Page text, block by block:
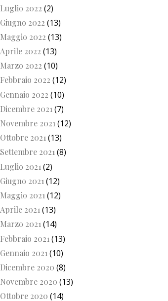
Luglio 2022 (2)
Giugno 2022 (13)
Maggio 2022 (13)
Aprile 2022 (13)
Marzo 2022 (10)
Febbraio 2022 (12)
Gennaio 2022 (10)
Dicembre 2021 (7)
Novembre 2021 (12)
Ottobre 2021(13)
Settembre 2021(8)
Luglio 2021 (2)
Giugno 2021 (12)
Maggio 2021 (12)
Aprile 2021 (13)
Marzo 2021(14)
Febbraio 2021 (13)
Gennaio 2021 (10)
Dicembre 2020 (8)
Novembre 2020 (13)
Ottobre 2020 (14)